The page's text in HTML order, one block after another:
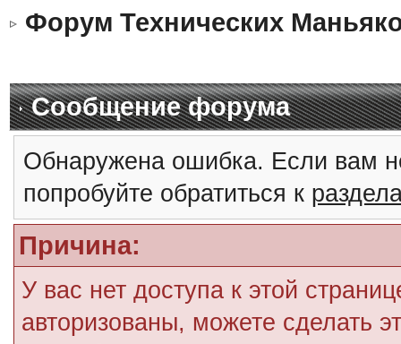
Форум Технических
Сообщение форума
Обнаружена ошибка. Если вам
попробуйте обратиться к
Причина:
У вас нет доступа к этой
авторизованы, можете сделать